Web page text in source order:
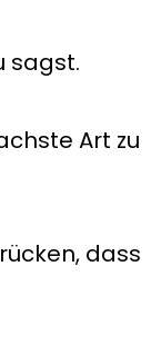
sagst.
Art zu
dass